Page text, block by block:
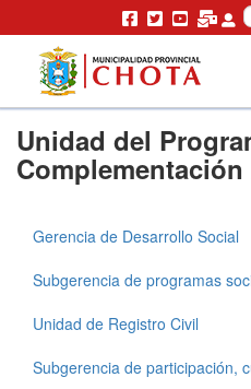
Pasar
contenido
principal
Unidad del
Gerencia
Desarrollo
Social
Gerencia de Desarrollo Social
Subgerencia de programas
Unidad de Registro Civil
Subgerencia de participación,